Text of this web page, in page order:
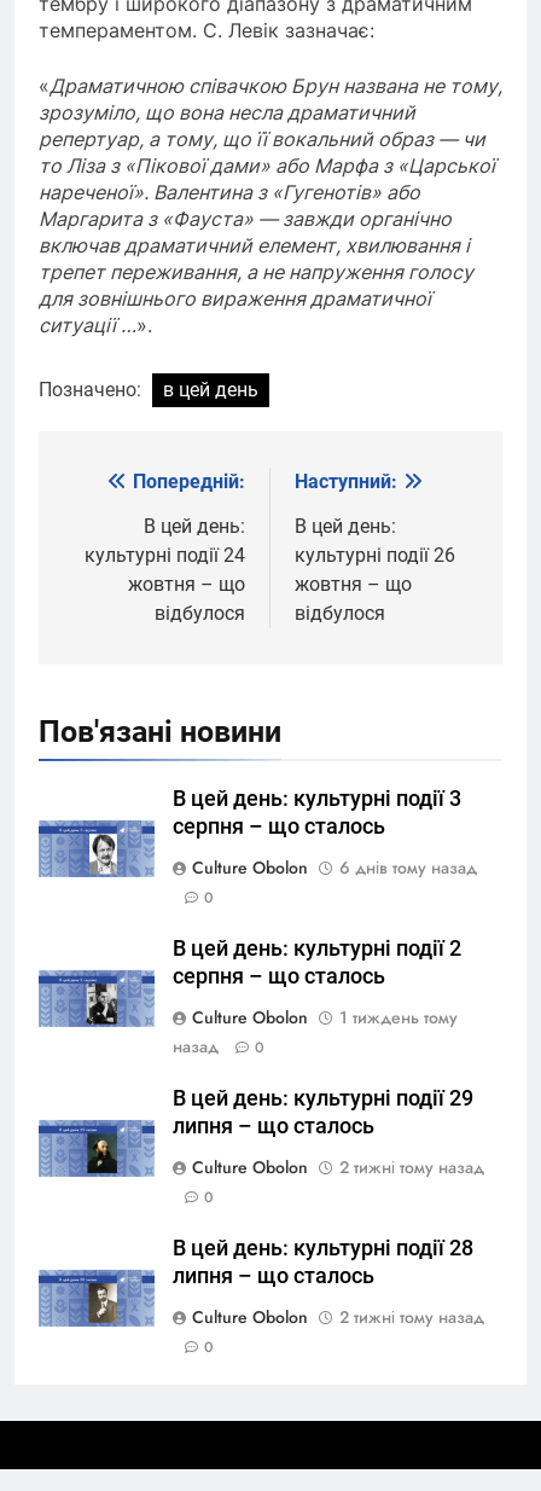
темпераментом. С. Левік зазначає:
«Драматичною співачкою Брун названа не тому,
зрозуміло, що вона несла драматичний
репертуар, а тому, що її вокальний образ — чи
то Ліза з «Пікової дами» або Марфа з «Царської
нареченої». Валентина з «Гугенотів» або
Маргарита з «Фауста» — завжди органічно
включав драматичний елемент, хвилювання і
трепет переживання, а не напруження голосу
для зовнішнього вираження драматичної
ситуації …».
Позначено: в цей день
Навігація
записів
Попередній:
В цей день:
культурні події 24
жовтня – що
відбулося
Наступний:
В цей день:
культурні події 26
жовтня – що
відбулося
Пов'язані новини
В цей день: культурні події 3
серпня – що сталось
Culture Obolon
6 днів тому назад
0
В цей день: культурні події 2
серпня – що сталось
Culture Obolon
1 тиждень тому
назад
0
В цей день: культурні події 29
липня – що сталось
Culture Obolon
2 тижні тому назад
0
В цей день: культурні події 28
липня – що сталось
Culture Obolon
2 тижні тому назад
0